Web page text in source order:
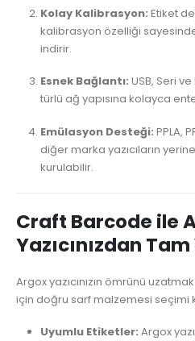
Kolay Kalibrasyon: Etiket
kalibrasyon özelliği
indirir.
Esnek Bağlantı: USB, Seri
türlü ağ yapısına kolayca
Emülasyon Desteği: PPLA,
diğer marka yazıcıların
kurulabilir.
Craft Barcode ile
Yazıcınızdan
Argox yazıcınızın ömrünü
için doğru sarf malzemesi seçimi
Uyumlu Etiketler: Argox